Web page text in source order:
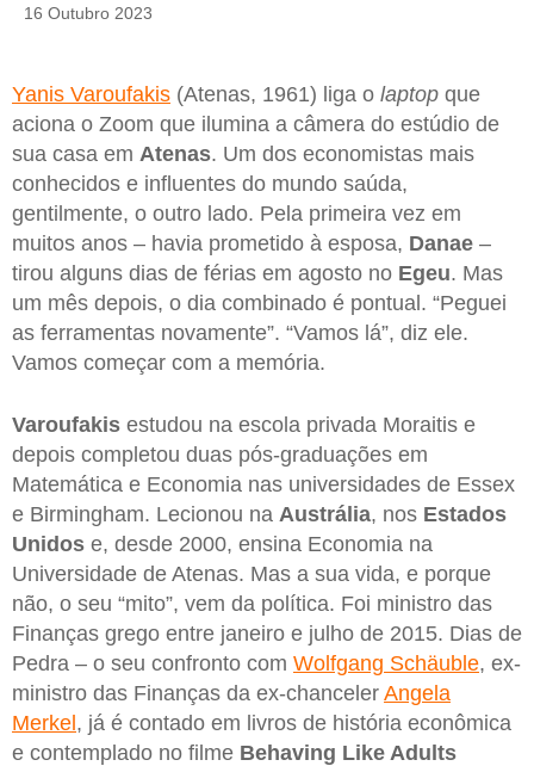
16 Outubro 2023
Yanis Varoufakis (Atenas, 1961) liga o laptop que
aciona o Zoom que ilumina a câmera do estúdio de
sua casa em Atenas. Um dos economistas mais
conhecidos e influentes do mundo saúda,
gentilmente, o outro lado. Pela primeira vez em
muitos anos – havia prometido à esposa, Danae –
tirou alguns dias de férias em agosto no Egeu. Mas
um mês depois, o dia combinado é pontual. “Peguei
as ferramentas novamente”. “Vamos lá”, diz ele.
Vamos começar com a memória.
Varoufakis estudou na escola privada Moraitis e
depois completou duas pós-graduações em
Matemática e Economia nas universidades de Essex
e Birmingham. Lecionou na Austrália, nos Estados
Unidos e, desde 2000, ensina Economia na
Universidade de Atenas. Mas a sua vida, e porque
não, o seu “mito”, vem da política. Foi ministro das
Finanças grego entre janeiro e julho de 2015. Dias de
Pedra – o seu confronto com Wolfgang Schäuble, ex-
ministro das Finanças da ex-chanceler Angela
Merkel, já é contado em livros de história econômica
e contemplado no filme Behaving Like Adults